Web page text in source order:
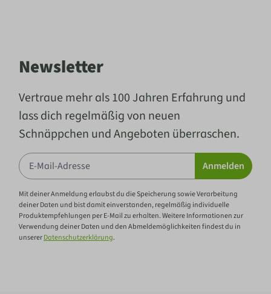
Newsletter
Vertraue mehr als 100 Jahren Erfahrung und
lass dich regelmäßig von neuen
Schnäppchen und Angeboten überraschen.
Anmelden
Mit deiner Anmeldung erlaubst du die Speicherung sowie Verarbeitung
deiner Daten und bist damit einverstanden, regelmäßig individuelle
Produktempfehlungen per E-Mail zu erhalten. Weitere Informationen zur
Verwendung deiner Daten und den Abmeldemöglichkeiten findest du in
unsererDatenschutzerklärung.